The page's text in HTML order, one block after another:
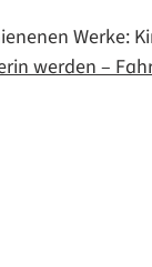
Werke:
werden –